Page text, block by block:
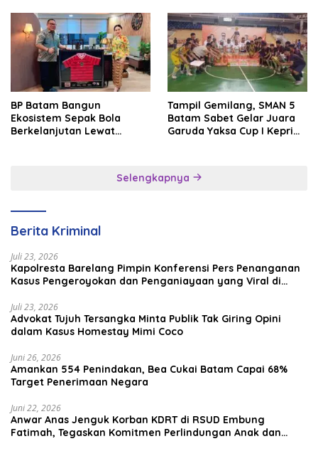
BP Batam Bangun
Ekosistem Sepak Bola
Berkelanjutan Lewat
Tampil Gemilang, SMAN 5
Batam Sabet Gelar Juara
Garuda Yaksa Cup I Kepri
Selengkapnya
Berita Kriminal
Juli 23, 2026
Kapolresta Barelang Pimpin Konferensi Pers Penanganan
Kasus Pengeroyokan dan Penganiayaan yang Viral di
Juli 23, 2026
Advokat Tujuh Tersangka Minta Publik Tak Giring Opini
dalam Kasus Homestay Mimi Coco
Juni 26, 2026
Amankan 554 Penindakan, Bea Cukai Batam Capai 68%
Target Penerimaan Negara
Juni 22, 2026
Anwar Anas Jenguk Korban KDRT di RSUD Embung
Fatimah, Tegaskan Komitmen Perlindungan Anak dan